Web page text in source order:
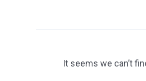
It seems we can’t